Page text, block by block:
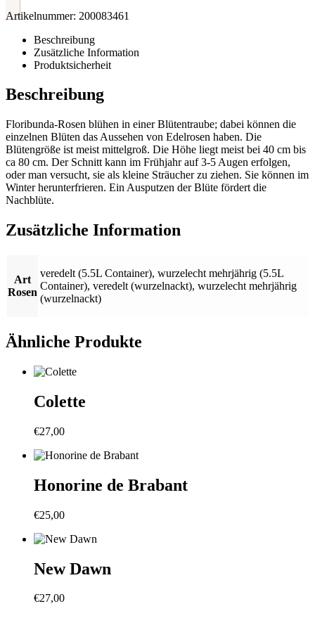
Artikelnummer: 200083461
Beschreibung
Zusätzliche Information
Produktsicherheit
Beschreibung
Floribunda-Rosen blühen in einer Blütentraube; dabei können die
einzelnen Blüten das Aussehen von Edelrosen haben. Die
Blütengröße ist meist mittelgroß. Die Höhe liegt meist bei 40 cm bis
ca 80 cm. Der Schnitt kann im Frühjahr auf 3-5 Augen erfolgen,
oder man versucht, sie als kleine Sträucher zu ziehen. Sie können im
Winter herunterfrieren. Ein Ausputzen der Blüte fördert die
Nachblüte.
Zusätzliche Information
Art
Rosen
veredelt (5.5L Container), wurzelecht mehrjährig (5.5L
Container), veredelt (wurzelnackt), wurzelecht mehrjährig
(wurzelnackt)
Ähnliche Produkte
Colette
€27,00
Honorine de Brabant
€25,00
New Dawn
€27,00